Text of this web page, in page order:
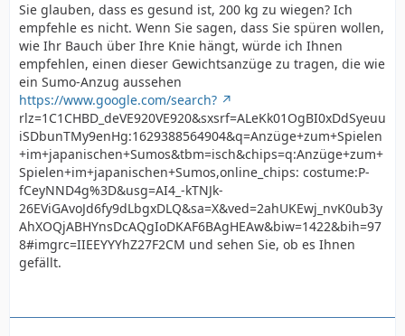
Sie glauben, dass es gesund ist, 200 kg zu wiegen? Ich
empfehle es nicht. Wenn Sie sagen, dass Sie spüren wollen,
wie Ihr Bauch über Ihre Knie hängt, würde ich Ihnen
empfehlen, einen dieser Gewichtsanzüge zu tragen, die wie
ein Sumo-Anzug aussehen
https://www.google.com/search?
rlz=1C1CHBD_deVE920VE920&sxsrf=ALeKk01OgBI0xDdSyeuu
iSDbunTMy9enHg:1629388564904&q=Anzüge+zum+Spielen
+im+japanischen+Sumos&tbm=isch&chips=q:Anzüge+zum+
Spielen+im+japanischen+Sumos,online_chips: costume:P-
fCeyNND4g%3D&usg=AI4_-kTNJk-
26EViGAvoJd6fy9dLbgxDLQ&sa=X&ved=2ahUKEwj_nvK0ub3y
AhXOQjABHYnsDcAQgIoDKAF6BAgHEAw&biw=1422&bih=97
8#imgrc=IIEEYYYhZ27F2CM und sehen Sie, ob es Ihnen
gefällt.